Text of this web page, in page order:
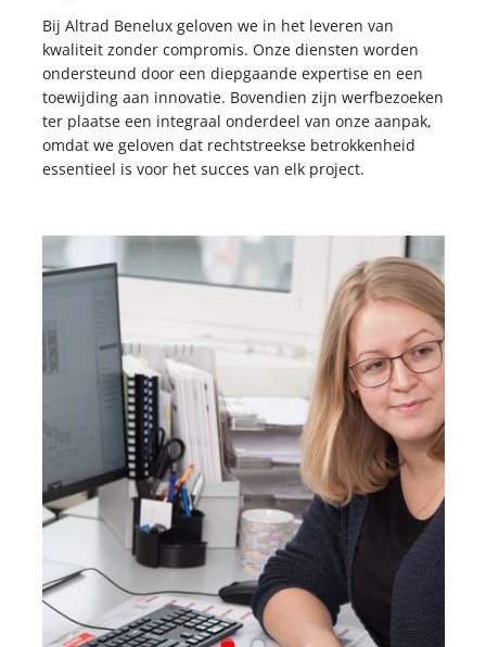
Bij Altrad Benelux geloven we in het leveren van
kwaliteit zonder compromis. Onze diensten worden
ondersteund door een diepgaande expertise en een
toewijding aan innovatie. Bovendien zijn werfbezoeken
ter plaatse een integraal onderdeel van onze aanpak,
omdat we geloven dat rechtstreekse betrokkenheid
essentieel is voor het succes van elk project.